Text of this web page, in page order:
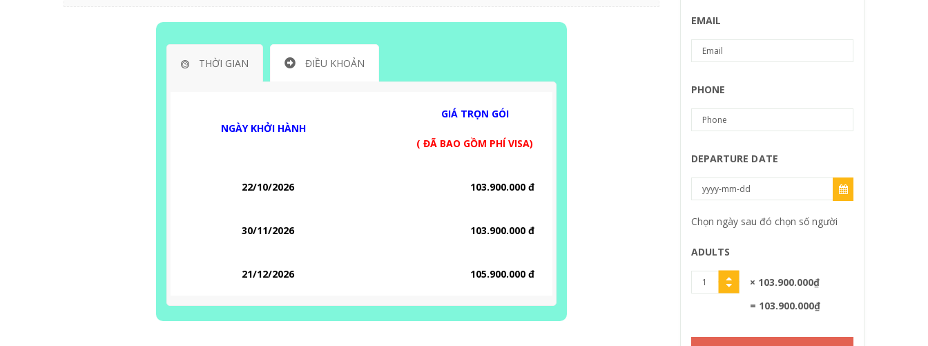
THỜI GIAN ĐIỀU KHOẢN
NGÀY KHỞI HÀNH
GIÁ TRỌN GÓI
( ĐÃ BAO GỒM PHÍ VISA)
22/10/2026 103.900.000 đ
30/11/2026 103.900.000 đ
21/12/2026 105.900.000 đ
EMAIL
PHONE
DEPARTURE DATE
Chọn ngày sau đó chọn số người
ADULTS
× 103.900.000₫
= 103.900.000₫